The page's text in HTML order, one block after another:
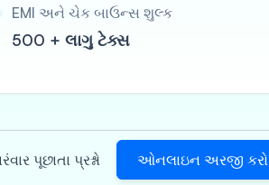
EMI અને ચેક બાઉન્સ શુલ્ક
500 + લાગુ ટેક્સ
પૂછાતા પ્રશ્નો ઓનલાઇન અરજી કરો